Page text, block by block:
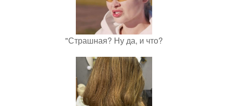
"Страшная? Ну да, и что?